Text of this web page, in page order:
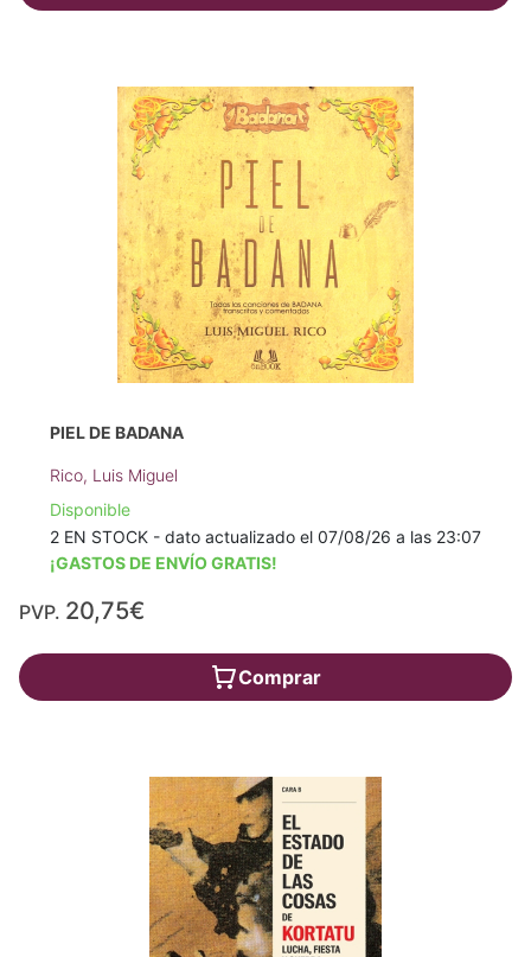
PIEL DE BADANA
Rico, Luis Miguel
Disponible
2 EN STOCK - dato actualizado el 07/08/26 a las 23:07
¡GASTOS DE ENVÍO GRATIS!
PVP. 20,75€
Comprar